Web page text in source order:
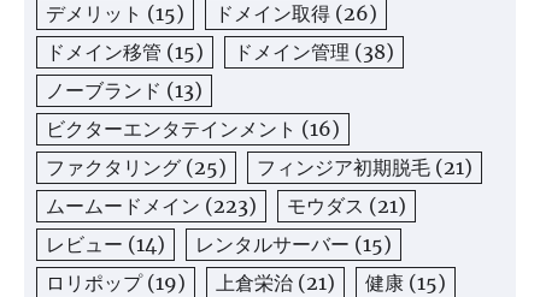
デメリット (15) ドメイン取得 (26)
ドメイン移管 (15) ドメイン管理 (38)
ノーブランド (13)
ビクターエンタテインメント (16)
ファクタリング (25) フィンジア初期脱毛 (21)
ムームードメイン (223) モウダス (21)
レビュー (14) レンタルサーバー (15)
ロリポップ(19) 上倉栄治 (21) 健康 (15)